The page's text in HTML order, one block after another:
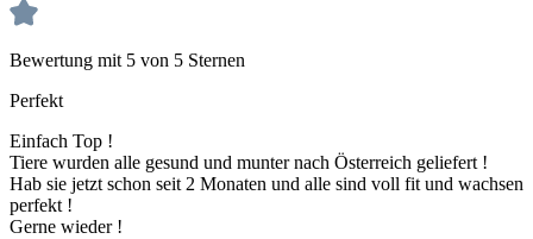
Bewertung mit 5 von 5 Sternen
Perfekt
Einfach Top !
Tiere wurden alle gesund und munter nach Österreich geliefert !
Hab sie jetzt schon seit 2 Monaten und alle sind voll fit und wachsen
perfekt !
Gerne wieder !